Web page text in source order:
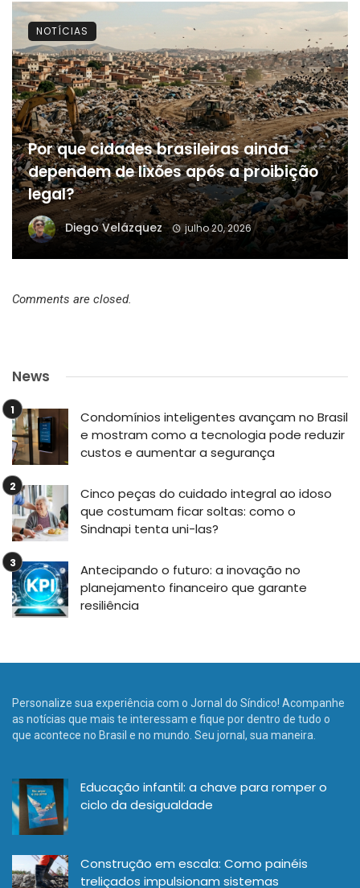
Por que cidades brasileiras ainda
dependem de lixões após a proibição
legal?
Diego Velázquez julho 20, 2026
NOTÍCIAS
Comments are closed.
News
Condomínios inteligentes avançam no Brasil
e mostram como a tecnologia pode reduzir
custos e aumentar a segurança
Cinco peças do cuidado integral ao idoso
que costumam ficar soltas: como o
Sindnapi tenta uni-las?
Antecipando o futuro: a inovação no
planejamento financeiro que garante
resiliência
Personalize sua experiência com o Jornal do Síndico! Acompanhe
as notícias que mais te interessam e fique por dentro de tudo o
que acontece no Brasil e no mundo. Seu jornal, sua maneira.
Educação infantil: a chave para romper o
ciclo da desigualdade
Construção em escala: Como painéis
treliçados impulsionam sistemas